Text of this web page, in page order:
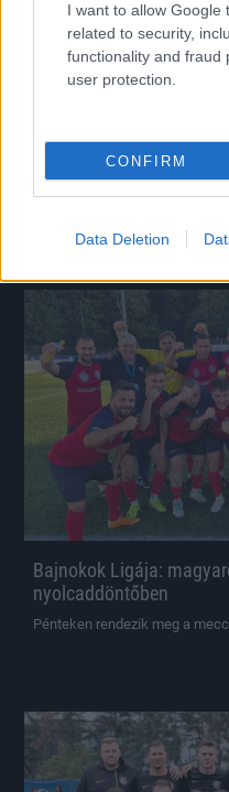
I want to allow Google
related to security,
functionality and fraud
user protection.
CONFIRM
Data Deletion
Minifoci Eb:
Szétlövéssel nyertek a mieink.
Bajnokok Ligája:
nyolcaddöntőben
Pénteken rendezik meg a